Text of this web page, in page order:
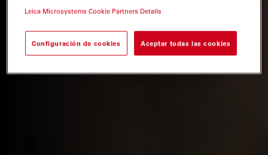
Leica Microsystems Cookie Partners Details
Configuración de cookies Aceptar todas las cookies